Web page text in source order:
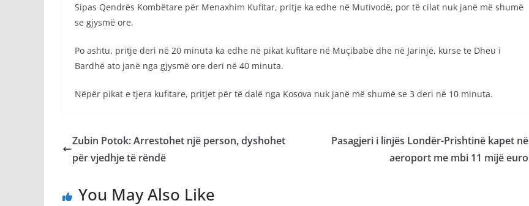
Sipas Qendrës Kombëtare për Menaxhim Kufitar, pritje ka edhe në Mutivodë, por të cilat nuk janë më shumë
se gjysmë ore.
Po ashtu, pritje deri në 20 minuta ka edhe në pikat kufitare në Muçibabë dhe në Jarinjë, kurse te Dheu i
Bardhë ato janë nga gjysmë ore deri në 40 minuta.
Nëpër pikat e tjera kufitare, pritjet për të dalë nga Kosova nuk janë më shumë se 3 deri në 10 minuta.
Zubin Potok: Arrestohet një person, dyshohet
për vjedhje të rëndë
Pasagjeri i linjës Londër-Prishtinë kapet në
aeroport me mbi 11 mijë euro
You May Also Like